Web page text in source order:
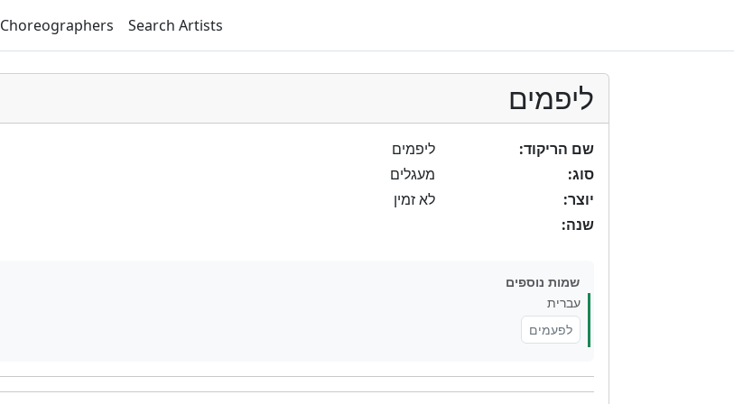
Choreographers Search Artists
ליפמים
שם הריקוד:
ליפמים
סוג:
מעגלים
יוצר:
לא זמין
שנה:
שמות נוספים
עברית
לפעמים